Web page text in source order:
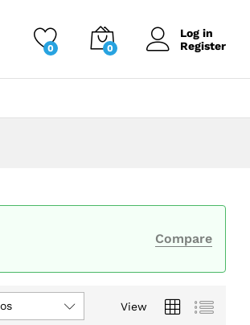
0 0
Log in
Register
Compare
View